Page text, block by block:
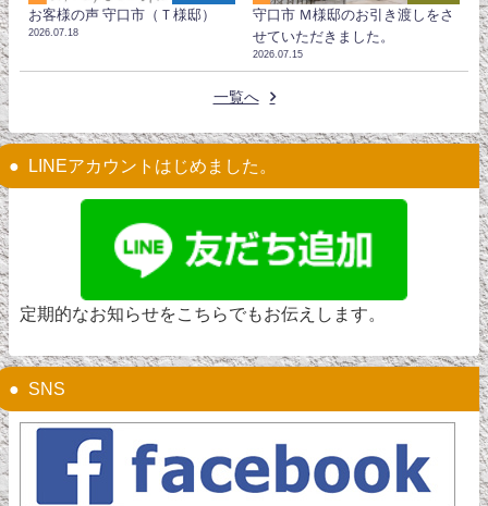
お客様の声 守口市（Ｔ様邸）
2026.07.18
守口市 Ｍ様邸のお引き渡しをさ
せていただきました。
2026.07.15
一覧へ
LINEアカウントはじめました。
定期的なお知らせをこちらでもお伝えします。
SNS